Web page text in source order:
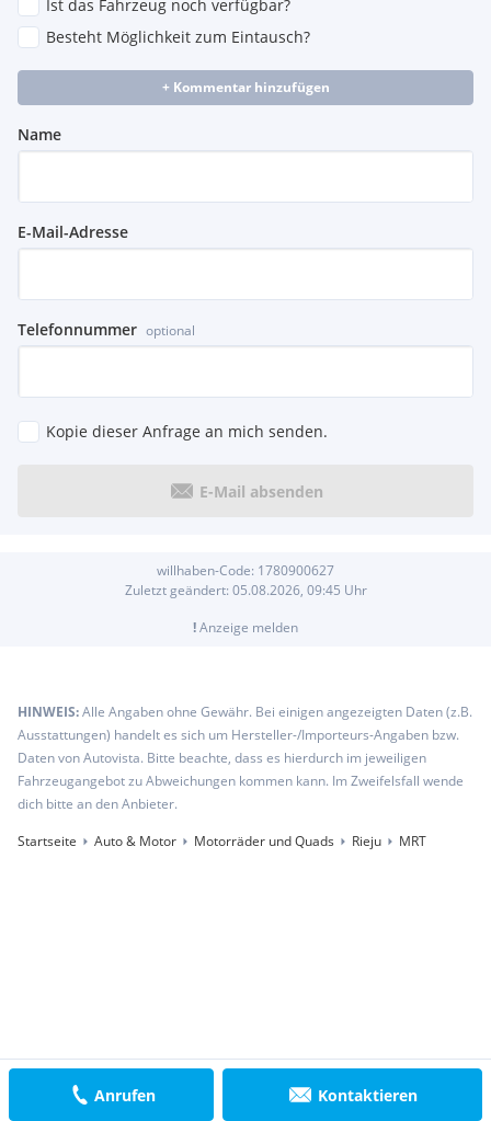
Anrufen Kontaktieren
Ist das Fahrzeug noch verfügbar?
Besteht Möglichkeit zum Eintausch?
+ Kommentar hinzufügen
Name
E-Mail-Adresse
Telefonnummer optional
Kopie dieser Anfrage an mich senden.
E-Mail absenden
willhaben-Code: 1780900627
Zuletzt geändert: 05.08.2026, 09:45 Uhr
!Anzeige melden
HINWEIS:Alle Angaben ohne Gewähr. Bei einigen angezeigten Daten (z.B.
Ausstattungen) handelt es sich um Hersteller-/Importeurs-Angaben bzw.
Daten von Autovista. Bitte beachte, dass es hierdurch im jeweiligen
Fahrzeugangebot zu Abweichungen kommen kann. Im Zweifelsfall wende
dich bitte an den Anbieter.
Startseite
Auto & Motor Motorräder und Quads Rieju MRT